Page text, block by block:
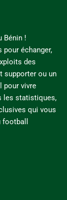
Bénin !
pour échanger,
des
supporter ou un
pour vivre
les statistiques,
qui vous